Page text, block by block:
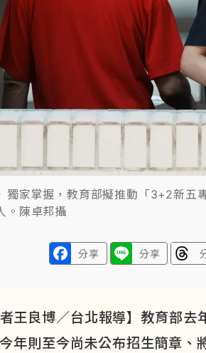
獨家掌握，教育部擬推動「3+2新
。陳卓邦攝
分享 分享
者王良博／台北報導】教育部
年則至今尚未公布招生簡章、